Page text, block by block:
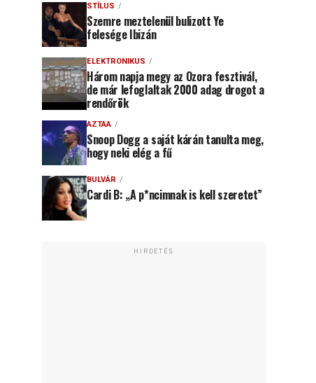
STÍLUS
Szemre meztelenül bulizott Ye
felesége Ibizán
ELEKTRONIKUS
Három napja megy az Ozora fesztivál,
de már lefoglaltak 2000 adag drogot a
rendőrök
AZTAA
Snoop Dogg a saját kárán tanulta meg,
hogy neki elég a fű
BULVÁR
Cardi B: „A p*ncimnak is kell szeretet”
HIRDETÉS